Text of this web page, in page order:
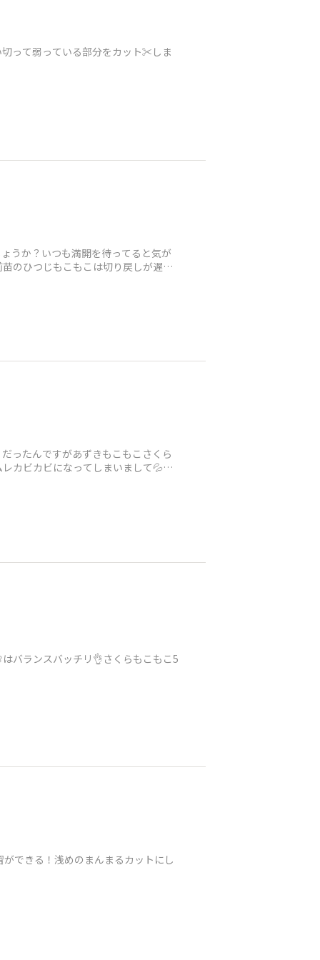
って弱っている部分をカット✂️しま
うか？いつも満開を待ってると気が
のひつじもこもこは切り戻しが遅れ
ったんですがあずきもこもこさくら
カビカビになってしまいまして💦慌
バランスバッチリ👌さくらもこもこ5
できる！浅めのまんまるカットにし